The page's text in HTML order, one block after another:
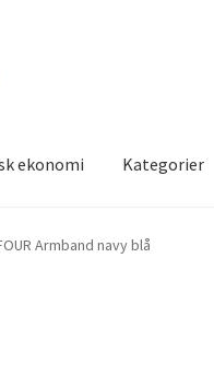
ekonomi Kategorier
Shop THE FOUR
Armband navy blå